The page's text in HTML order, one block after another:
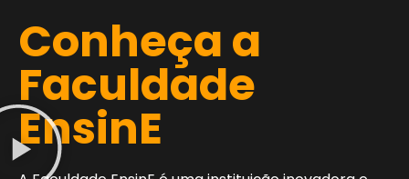
Conheça a
Faculdade
EnsinE